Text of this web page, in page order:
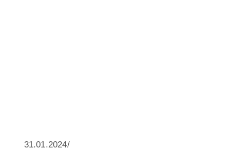
31.01.2024/